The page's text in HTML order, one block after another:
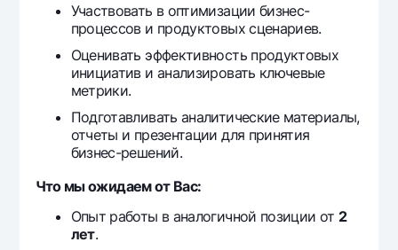
Пресс-центр
Офисы и банкоматы
Согласие на обработку персональных данных
Следите за нами в соцсетях
Контакт-центр
Участвовать в оптимизации бизнес-
процессов и продуктовых сценариев.
Оценивать эффективность продуктовых
инициатив и анализировать ключевые
метрики.
Подготавливать аналитические материалы,
отчеты и презентации для принятия
бизнес-решений.
Что мы ожидаем от Вас:
Опыт работы в аналогичной позиции от 2
лет.